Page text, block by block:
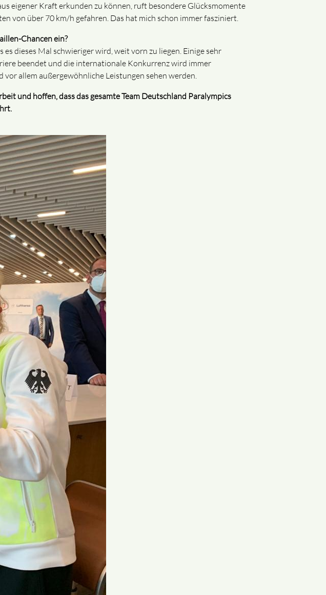
eigener Kraft erkunden zu können, ruft besondere Glücksmomente
von über 70 km/h gefahren. Das hat mich schon immer fasziniert.
Chancen ein?
dieses Mal schwieriger wird, weit vorn zu liegen. Einige sehr
beendet und die internationale Konkurrenz wird immer
allem außergewöhnliche Leistungen sehen werden.
und hoffen, dass das gesamte Team Deutschland Paralympics